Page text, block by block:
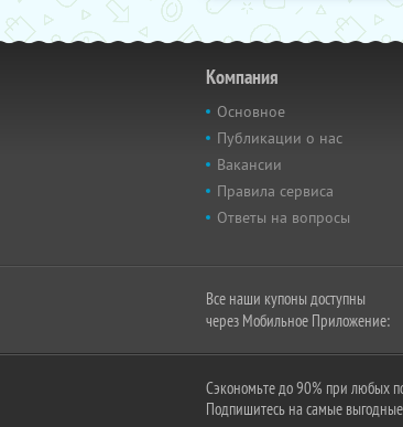
Компания
Основное
Публикации о нас
Вакансии
Правила сервиса
Ответы на вопросы
Все наши купоны доступны
через Мобильное Приложение:
Сэкономьте до 90% при любых
Подпишитесь на самые